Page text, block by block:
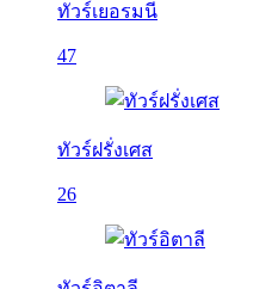
ทัวร์เยอรมนี
47
ทัวร์ฝรั่งเศส
26